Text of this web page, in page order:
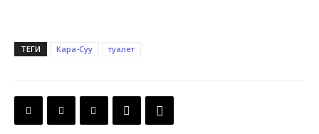
ТЕГИ Кара-Суу туалет